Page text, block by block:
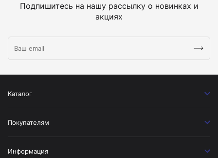
Подпишитесь на нашу рассылку о новинках и
акциях
Каталог
Покупателям
Информация